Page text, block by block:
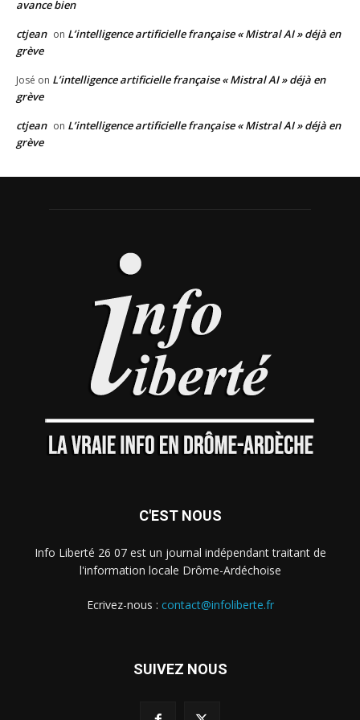
avance bien
ctjean on L’intelligence artificielle française « Mistral AI » déjà en
grève
José on L’intelligence artificielle française « Mistral AI » déjà en
grève
ctjean on L’intelligence artificielle française « Mistral AI » déjà en
grève
C'EST NOUS
Info Liberté 26 07 est un journal indépendant traitant de
l'information locale Drôme-Ardéchoise
Ecrivez-nous : contact@infoliberte.fr
SUIVEZ NOUS